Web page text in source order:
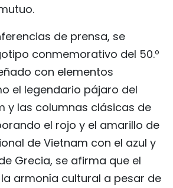
de prensa, se
conmemorativo del 50.º
con elementos
el legendario pájaro del
y las columnas clásicas de
el rojo y el amarillo de
de Vietnam con el azul y
Grecia, se afirma que el
armonía cultural a pesar de